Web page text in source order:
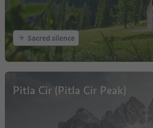
Sacred silence
Pitla Cir (Pitla Cir Peak)